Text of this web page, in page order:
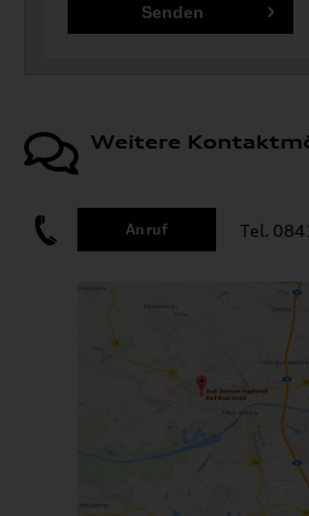
Weitere
Anruf Tel.